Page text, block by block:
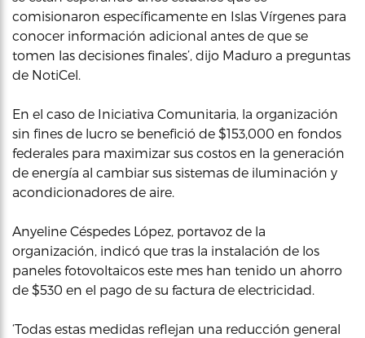
comisionaron específicamente en Islas Vírgenes para
conocer información adicional antes de que se
tomen las decisiones finales’, dijo Maduro a preguntas
de NotiCel.
En el caso de Iniciativa Comunitaria, la organización
sin fines de lucro se benefició de $153,000 en fondos
federales para maximizar sus costos en la generación
de energía al cambiar sus sistemas de iluminación y
acondicionadores de aire.
Anyeline Céspedes López, portavoz de la
organización, indicó que tras la instalación de los
paneles fotovoltaicos este mes han tenido un ahorro
de $530 en el pago de su factura de electricidad.
‘Todas estas medidas reflejan una reducción general